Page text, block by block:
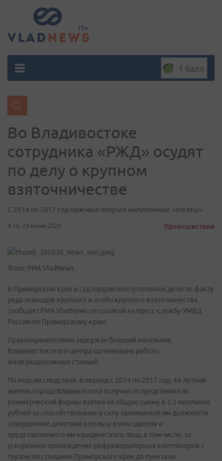
1 балл
Во Владивостоке
сотрудника «РЖД» осудят
по делу о крупном
взяточничестве
С 2014 по 2017 год мужчина получал миллионные «откаты»
4:16, 29 июня 2020 Происшествия
Фото: РИА VladNews
В Приморском крае в суд направлено уголовное дело по факту
ряда эпизодов крупного и особо крупного взяточничества,
сообщает РИА VladNews со ссылкой на пресс-службу УМВД
России по Приморскому краю.
Правоохранителями задержан бывший начальник
Владивостокского центра организации работы
железнодорожных станций.
По версии следствия, в период с 2014 по 2017 год, 44-летний
житель города Владивостока получил от представителя
коммерческой фирмы взятки на общую сумму в 3,3 миллиона
рублей за способствование в силу занимаемой им должности
совершению действий в пользу взяткодателя и
представляемого им юридического лица, в том числе, за
ускоренное прохождение рефрижераторных контейнеров с
грузом по станциям Приморского края до пункта их